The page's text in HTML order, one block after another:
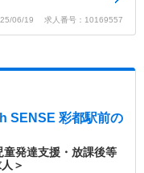
06/19 求人番号：10169557
SENSE 彩都駅前の
発達支援・放課後等
＞